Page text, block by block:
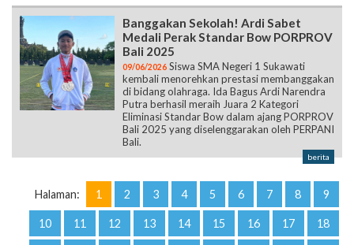
Banggakan Sekolah! Ardi Sabet
Medali Perak Standar Bow PORPROV
Bali 2025
09/06/2026 Siswa SMA Negeri 1 Sukawati
kembali menorehkan prestasi membanggakan
di bidang olahraga. Ida Bagus Ardi Narendra
Putra berhasil meraih Juara 2 Kategori
Eliminasi Standar Bow dalam ajang PORPROV
Bali 2025 yang diselenggarakan oleh PERPANI
Bali.
berita
Halaman: 1 2 3 4 5 6 7 8 9
10 11 12 13 14 15 16 17 18